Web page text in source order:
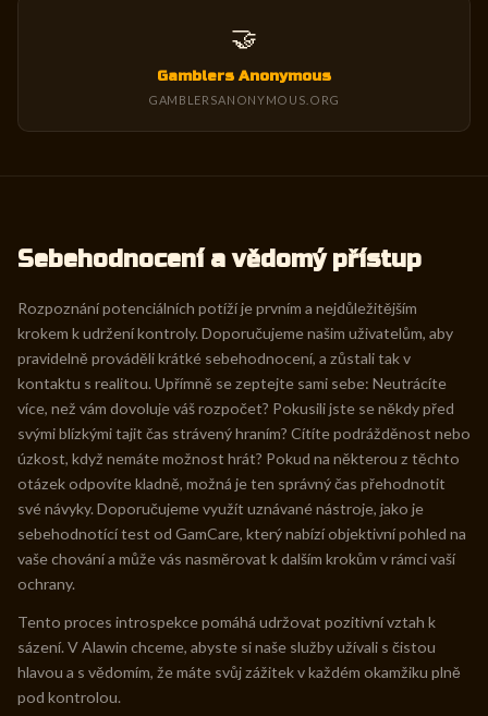
🤝
Gamblers Anonymous
GAMBLERSANONYMOUS.ORG
Sebehodnocení a vědomý přístup
Rozpoznání potenciálních potíží je prvním a nejdůležitějším
krokem k udržení kontroly. Doporučujeme našim uživatelům, aby
pravidelně prováděli krátké sebehodnocení, a zůstali tak v
kontaktu s realitou. Upřímně se zeptejte sami sebe: Neutrácíte
více, než vám dovoluje váš rozpočet? Pokusili jste se někdy před
svými blízkými tajit čas strávený hraním? Cítíte podrážděnost nebo
úzkost, když nemáte možnost hrát? Pokud na některou z těchto
otázek odpovíte kladně, možná je ten správný čas přehodnotit
své návyky. Doporučujeme využít uznávané nástroje, jako je
sebehodnotící test od GamCare, který nabízí objektivní pohled na
vaše chování a může vás nasměrovat k dalším krokům v rámci vaší
ochrany.
Tento proces introspekce pomáhá udržovat pozitivní vztah k
sázení. V Alawin chceme, abyste si naše služby užívali s čistou
hlavou a s vědomím, že máte svůj zážitek v každém okamžiku plně
pod kontrolou.